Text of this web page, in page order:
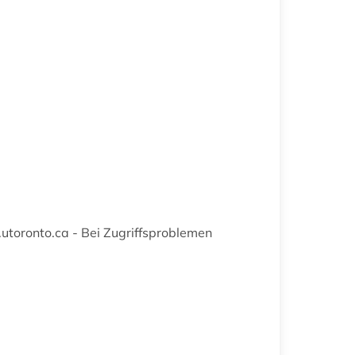
- Bei Zugriffsproblemen